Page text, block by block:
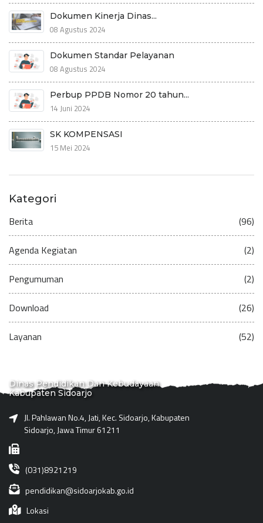
Dokumen Kinerja Dinas...
08 Agustus 2024
Dokumen Standar Pelayanan
08 Agustus 2024
Perbup PPDB Nomor 20 tahun...
14 Juni 2024
SK KOMPENSASI
15 Mei 2024
Kategori
Berita (96)
Agenda Kegiatan (2)
Pengumuman (2)
Download (26)
Layanan (52)
Dinas Pendidikan Dan Kebudayaan
Kabupaten Sidoarjo
Jl. Pahlawan No.4, Jati, Kec. Sidoarjo, Kabupaten
Sidoarjo, Jawa Timur 61211
(031)8921219
pendidikan@sidoarjokab.go.id
Lokasi